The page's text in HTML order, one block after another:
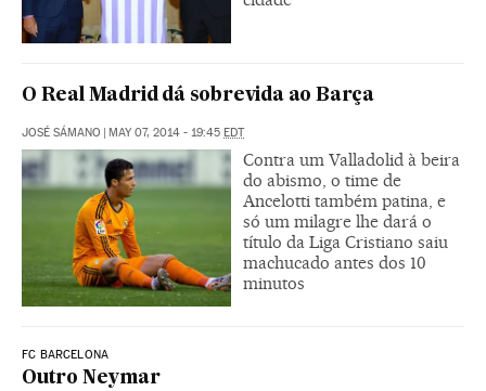
O Real Madrid dá sobrevida ao Barça
JOSÉ SÁMANO MAY 07, 2014 - 19:45 EDT
Contra um Valladolid à beira
do abismo, o time de
Ancelotti também patina, e
só um milagre lhe dará o
título da Liga Cristiano saiu
machucado antes dos 10
minutos
FC BARCELONA
Outro Neymar